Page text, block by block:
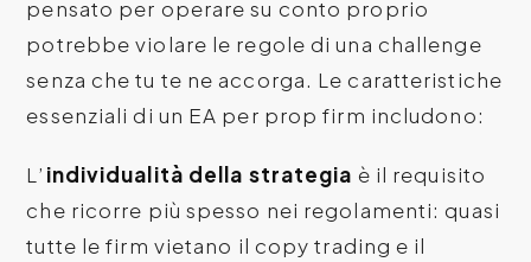
pensato per operare su conto proprio
potrebbe violare le regole di una challenge
senza che tu te ne accorga. Le caratteristiche
essenziali di un EA per prop firm includono:
L’ individualità della strategia è il requisito
che ricorre più spesso nei regolamenti: quasi
tutte le firm vietano il copy trading e il